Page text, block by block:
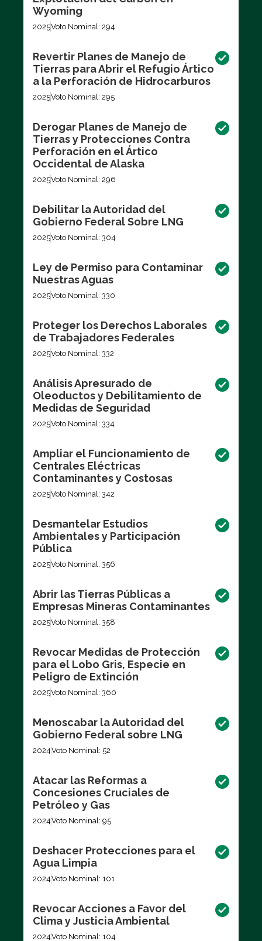
Wyoming
2025Voto Nominal: 294
Revertir Planes de Manejo de
Tierras para Abrir el Refugio Ártico
a la Perforación de Hidrocarburos
2025Voto Nominal: 295
Derogar Planes de Manejo de
Tierras y Protecciones Contra
Perforación en el Ártico
Occidental de Alaska
2025Voto Nominal: 296
Debilitar la Autoridad del
Gobierno Federal Sobre LNG
2025Voto Nominal: 304
Ley de Permiso para Contaminar
Nuestras Aguas
2025Voto Nominal: 330
Proteger los Derechos Laborales
de Trabajadores Federales
2025Voto Nominal: 332
Análisis Apresurado de
Oleoductos y Debilitamiento de
Medidas de Seguridad
2025Voto Nominal: 334
Ampliar el Funcionamiento de
Centrales Eléctricas
Contaminantes y Costosas
2025Voto Nominal: 342
Desmantelar Estudios
Ambientales y Participación
Pública
2025Voto Nominal: 356
Abrir las Tierras Públicas a
Empresas Mineras Contaminantes
2025Voto Nominal: 358
Revocar Medidas de Protección
para el Lobo Gris, Especie en
Peligro de Extinción
2025Voto Nominal: 360
Menoscabar la Autoridad del
Gobierno Federal sobre LNG
2024Voto Nominal: 52
Atacar las Reformas a
Concesiones Cruciales de
Petróleo y Gas
2024Voto Nominal: 95
Deshacer Protecciones para el
Agua Limpia
2024Voto Nominal: 101
Revocar Acciones a Favor del
Clima y Justicia Ambiental
2024Voto Nominal: 104